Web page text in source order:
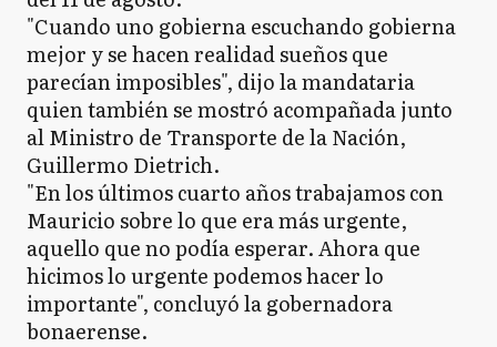
"Cuando uno gobierna escuchando gobierna
mejor y se hacen realidad sueños que
parecían imposibles", dijo la mandataria
quien también se mostró acompañada junto
al Ministro de Transporte de la Nación,
Guillermo Dietrich.
"En los últimos cuarto años trabajamos con
Mauricio sobre lo que era más urgente,
aquello que no podía esperar. Ahora que
hicimos lo urgente podemos hacer lo
importante", concluyó la gobernadora
bonaerense.